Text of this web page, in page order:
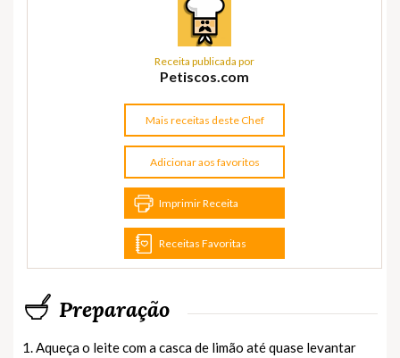
Receita publicada por
Petiscos.com
Mais receitas deste Chef
Adicionar aos favoritos
Imprimir Receita
Receitas Favoritas
Preparação
1. Aqueça o leite com a casca de limão até quase levantar